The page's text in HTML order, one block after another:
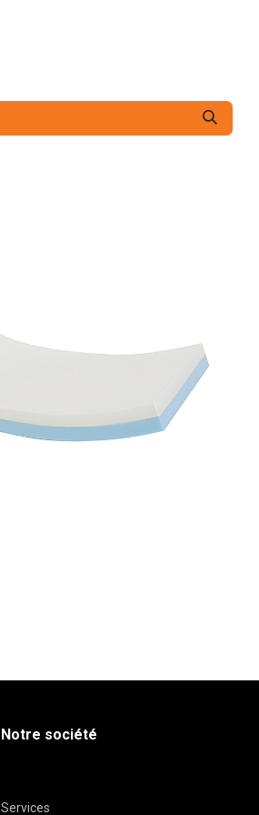
Notre société
Services